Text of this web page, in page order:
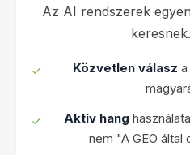
Az AI rendszerek
Közvetlen válasz
Aktív hang
nem "A GEO által